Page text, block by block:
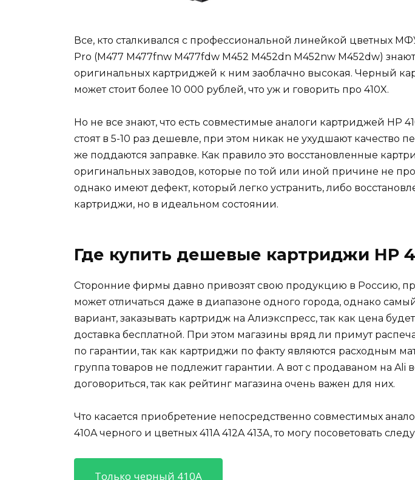
Все, кто сталкивался с профессиональной линейкой цветных
Pro (M477 M477fnw M477fdw M452 M452dn M452nw M452dw)
оригинальных картриджей к ним заоблачно высокая. Черный
может стоит более 10 000 рублей, что уж и говорить про 410X.
Но не все знают, что есть совместимые аналоги картриджей HP
стоят в 5-10 раз дешевле, при этом никак не ухудшают качество
же поддаются заправке. Как правило это восстановленные
оригинальных заводов, которые по той или иной причине не
однако имеют дефект, который легко устранить, либо
картриджи, но в идеальном состоянии.
Где купить дешевые картриджи HP
Сторонние фирмы давно привозят свою продукцию в Россию,
может отличаться даже в диапазоне одного города, однако
вариант, заказывать картридж на Алиэкспресс, так как цена
доставка бесплатной. При этом магазины вряд ли примут
по гарантии, так как картриджи по факту являются расходным
группа товаров не подлежит гарантии. А вот с продаваном на Ali
договориться, так как рейтинг магазина очень важен для них.
Что касается приобретение непосредственно совместимых
410A черного и цветных 411A 412A 413A, то могу посоветовать
Только черный 410A